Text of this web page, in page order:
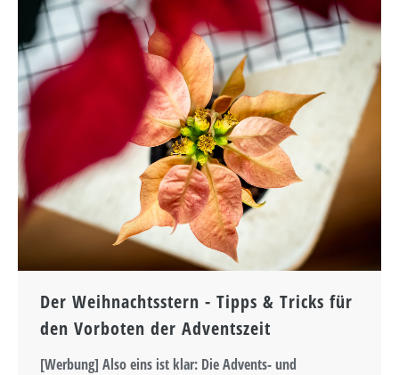
Der Weihnachtsstern - Tipps & Tricks für
den Vorboten der Adventszeit
[Werbung] Also eins ist klar: Die Advents- und